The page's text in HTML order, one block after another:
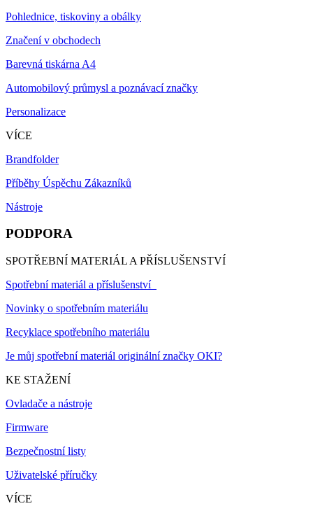
Pohlednice, tiskoviny a obálky
Značení v obchodech
Barevná tiskárna A4
Automobilový průmysl a poznávací značky
Personalizace
VÍCE
Brandfolder
Příběhy Úspěchu Zákazníků
Nástroje
PODPORA
SPOTŘEBNÍ MATERIÁL A PŘÍSLUŠENSTVÍ
Spotřební materiál a příslušenství
Novinky o spotřebním materiálu
Recyklace spotřebního materiálu
Je můj spotřební materiál originální značky OKI?
KE STAŽENÍ
Ovladače a nástroje
Firmware
Bezpečnostní listy
Uživatelské příručky
VÍCE